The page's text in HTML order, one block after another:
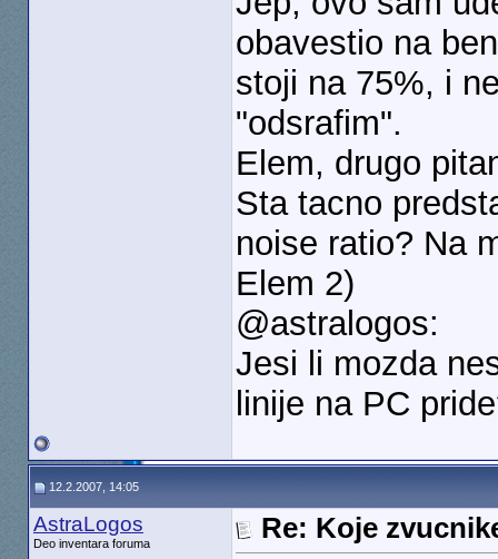
obavestio na
stoji na 75%, i
"odsrafim".
Elem, drugo
Sta tacno
noise ratio? Na
Elem 2)
@astralogos:
Jesi li mozda
linije na PC
12.2.2007, 14:05
AstraLogos
Deo inventara foruma
Re: Koje